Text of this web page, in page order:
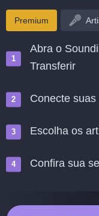
Premium
Abra o
Transferir
Conecte
Escolha os
Confira sua